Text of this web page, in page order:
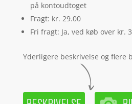
på kontoudtoget
Fragt: kr. 29.00
Fri fragt: Ja, ved køb over kr.
Yderligere beskrivelse og flere